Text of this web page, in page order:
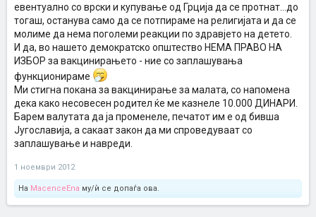
евентуално со врски и купување од Грција да се протнат...до
тогаш, останува само да се потпираме на религијата и да се
молиме да нема поголеми реакции по здравјето на детето.
И да, во нашето демократско општество НЕМА ПРАВО НА
ИЗБОР за вакцинирањето - ние со заплашувања
функционираме
Ми стигна покана за вакцинирање за малата, со напомена
дека како несовесен родител ќе ме казнеле 10.000 ДИНАРИ.
Барем валутата да ја променеле, печатот им е од бивша
Југославија, а сакаат закон да ми спроведуваат со
заплашување и навреди.
1 ноември 2012
На MacenceEna му/ѝ се допаѓа ова.